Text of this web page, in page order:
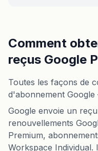
Comment
reçus Google
Toutes les façons de
d'abonnement
Google envoie un
renouvellements
Premium,
Workspace